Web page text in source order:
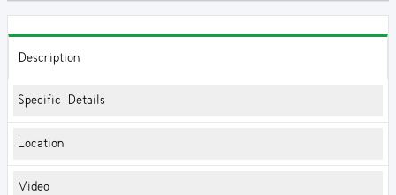
Description
Specific Details
Location
Video